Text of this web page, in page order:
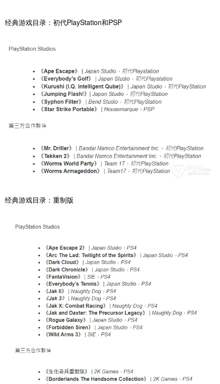
‎经典游戏目录：初代‎‎PlayStation‎‎和‎‎PSP‎
‎经典游戏目录：重制版‎